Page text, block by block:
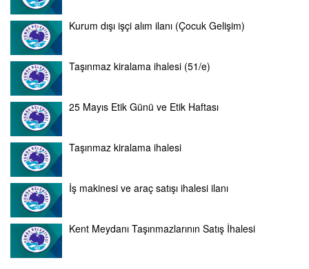
Kurum dışı işçi alım ilanı (Çocuk Gelişim)
Taşınmaz kiralama ihalesi (51/e)
25 Mayıs Etik Günü ve Etik Haftası
Taşınmaz kiralama ihalesi
İş makinesi ve araç satışı ihalesi ilanı
Kent Meydanı Taşınmazlarının Satış İhalesi